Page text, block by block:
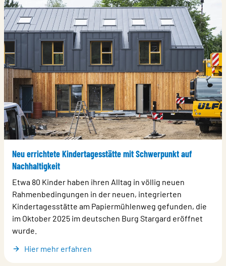
Neu errichtete Kindertagesstätte mit Schwerpunkt auf
Nachhaltigkeit
Etwa 80 Kinder haben ihren Alltag in völlig neuen
Rahmenbedingungen in der neuen, integrierten
Kindertagesstätte am Papiermühlenweg gefunden, die
im Oktober 2025 im deutschen Burg Stargard eröffnet
wurde.
Hier mehr erfahren